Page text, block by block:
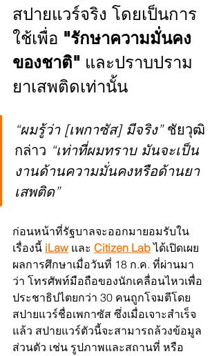
สปายแวร์จริง โดยเป็นการ
ใช้เพื่อ "รักษาความมั่นคง
ของชาติ" และปราบปราม
ยาเสพติดเท่านั้น
“ผมรู้ว่า [เพกาซัส] มีจริง” ชัยวุฒิ
กล่าว “เท่าที่ผมทราบ มันจะเป็น
งานด้านความมั่นคงหรือด้านยา
เสพติด”
ก่อนหน้าที่รัฐบาลจะออกมายอมรับใน
เรื่องนี้ iLaw และ Citizen Lab ได้เปิดเผย
ผลการศึกษาเมื่อวันที่ 18 ก.ค. ที่ผ่านมา
ว่า โทรศัพท์มือถือของนักเคลื่อนไหวเพื่อ
ประชาธิปไตยกว่า 30 คนถูกโจมตีโดย
สปายแวร์ชื่อเพกาซัส ซึ่งเมื่อเจาะสำเร็จ
แล้ว สปายแวร์ตัวนี้จะสามารถล้วงข้อมูล
ส่วนตัว เช่น รูปภาพและสถานที่ หรือ